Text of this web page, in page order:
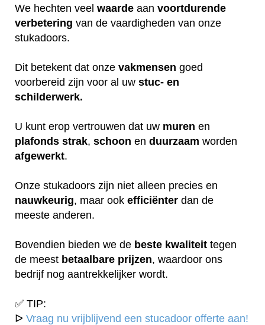
We hechten veel waarde aan voortdurende
verbetering van de vaardigheden van onze
stukadoors.
Dit betekent dat onze vakmensen goed
voorbereid zijn voor al uw stuc- en
schilderwerk.
U kunt erop vertrouwen dat uw muren en
plafonds strak, schoon en duurzaam worden
afgewerkt.
Onze stukadoors zijn niet alleen precies en
nauwkeurig, maar ook efficiënter dan de
meeste anderen.
Bovendien bieden we de beste kwaliteit tegen
de meest betaalbare prijzen, waardoor ons
bedrijf nog aantrekkelijker wordt.
✅ TIP:
ᐅ Vraag nu vrijblijvend een stucadoor offerte aan!